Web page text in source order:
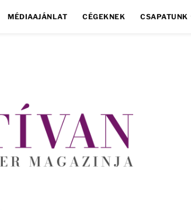
MÉDIAAJÁNLAT CÉGEKNEK CSAPATUNK